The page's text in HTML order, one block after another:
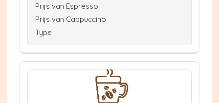
Prijs van Espresso
Prijs van Cappuccino
Type